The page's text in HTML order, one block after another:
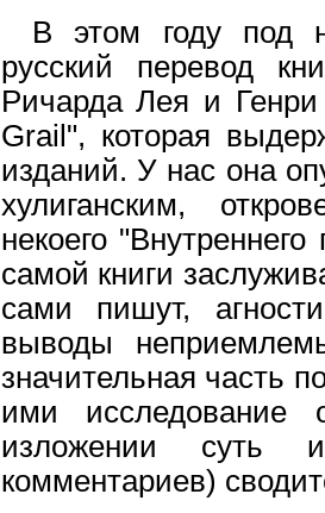
В этом году под
русский перевод
Ричарда Лея и
Grail", которая
изданий. У нас она
хулиганским,
некоего
самой книги
сами пишут,
выводы
значительная часть
ими
изложении суть
комментариев)